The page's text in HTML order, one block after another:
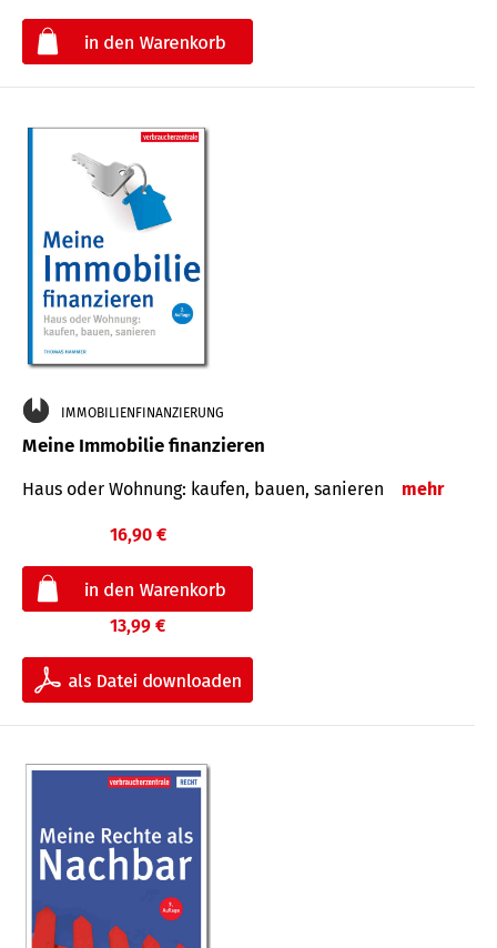
IMMOBILIENFINANZIERUNG
Meine Immobilie finanzieren
Haus oder Wohnung: kaufen, bauen, sanieren mehr
16,90 €
13,99 €